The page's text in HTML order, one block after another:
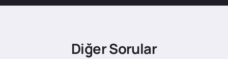
Diğer Sorular